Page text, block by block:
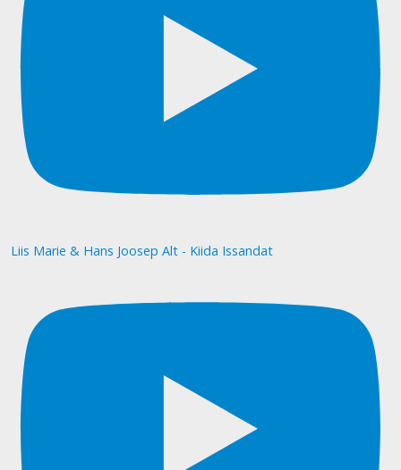
Liis Marie & Hans Joosep Alt - Kiida Issandat